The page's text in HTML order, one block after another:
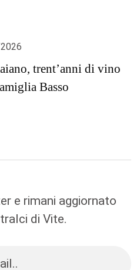
trent’anni di vino
Basso
e rimani aggiornato
di Vite.